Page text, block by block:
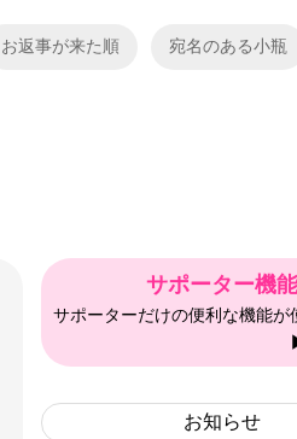
お返事が来た順 宛名のある小瓶
サポーター機能
サポーターだけの便利な機能が
お知らせ